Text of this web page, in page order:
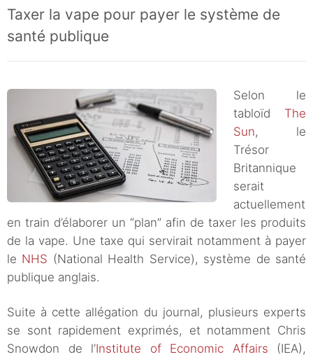
Taxer la vape pour payer le système de
santé publique
Selon le
tabloïd The
Sun, le
Trésor
Britannique
serait
actuellement
en train d’élaborer un “plan” afin de taxer les produits
de la vape. Une taxe qui servirait notamment à payer
le NHS (National Health Service), système de santé
publique anglais.
Suite à cette allégation du journal, plusieurs experts
se sont rapidement exprimés, et notamment Chris
Snowdon de l’Institute of Economic Affairs (IEA),